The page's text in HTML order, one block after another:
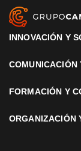
INNOVACIÓN Y
COMUNICACIÓN
FORMACIÓN Y
ORGANIZACIÓN